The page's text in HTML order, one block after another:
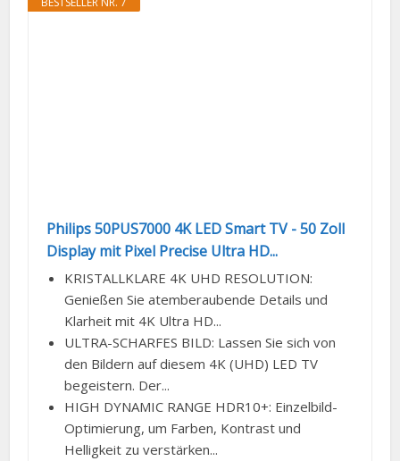
Philips 50PUS7000 4K LED Smart TV - 50 Zoll
Display mit Pixel Precise Ultra HD...
KRISTALLKLARE 4K UHD RESOLUTION:
Genießen Sie atemberaubende Details und
Klarheit mit 4K Ultra HD...
ULTRA-SCHARFES BILD: Lassen Sie sich von
den Bildern auf diesem 4K (UHD) LED TV
begeistern. Der...
HIGH DYNAMIC RANGE HDR10+: Einzelbild-
Optimierung, um Farben, Kontrast und
Helligkeit zu verstärken...